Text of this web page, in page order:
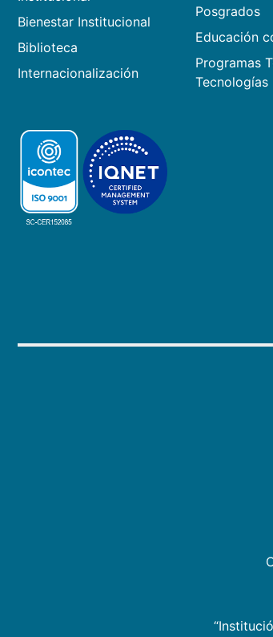
Bienestar Institucional
Biblioteca
Internacionalización
Posgrados
Educación
Programas
Tecnologías